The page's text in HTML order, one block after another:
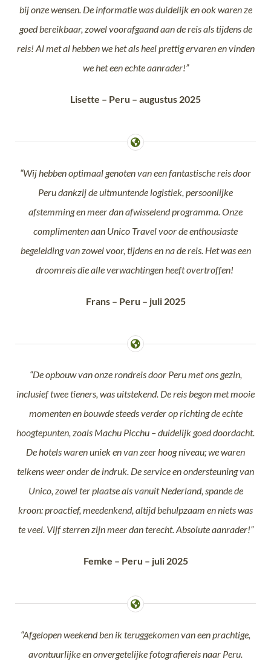
bij onze wensen. De informatie was duidelijk en ook waren ze
goed bereikbaar, zowel voorafgaand aan de reis als tijdens de
reis! Al met al hebben we het als heel prettig ervaren en vinden
we het een echte aanrader!”
Lisette – Peru – augustus 2025
“Wij hebben optimaal genoten van een fantastische reis door
Peru dankzij de uitmuntende logistiek, persoonlijke
afstemming en meer dan afwisselend programma. Onze
complimenten aan Unico Travel voor de enthousiaste
begeleiding van zowel voor, tijdens en na de reis. Het was een
droomreis die alle verwachtingen heeft overtroffen!
Frans – Peru – juli 2025
“De opbouw van onze rondreis door Peru met ons gezin,
inclusief twee tieners, was uitstekend. De reis begon met mooie
momenten en bouwde steeds verder op richting de echte
hoogtepunten, zoals Machu Picchu – duidelijk goed doordacht.
De hotels waren uniek en van zeer hoog niveau; we waren
telkens weer onder de indruk. De service en ondersteuning van
Unico, zowel ter plaatse als vanuit Nederland, spande de
kroon: proactief, meedenkend, altijd behulpzaam en niets was
te veel. Vijf sterren zijn meer dan terecht. Absolute aanrader!”
Femke – Peru – juli 2025
“Afgelopen weekend ben ik teruggekomen van een prachtige,
avontuurlijke en onvergetelijke fotografiereis naar Peru.